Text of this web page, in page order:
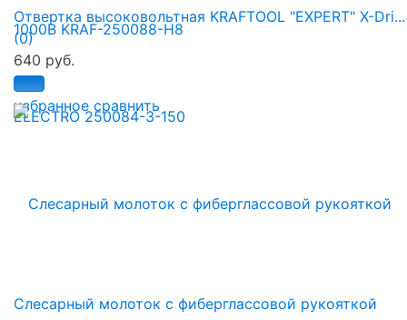
избранное сравнить
Отвертка высоковольтная KRAFTOOL "EXPERT" X-Dri...
(0)
640 руб.
Слесарный молоток с фиберглассовой рукояткой